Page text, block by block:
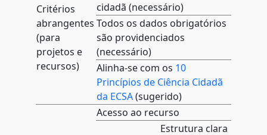
Critérios
abrangentes
(para
projetos e
recursos)
cidadã (necessário)
Todos os dados obrigatórios
são providenciados
(necessário)
Alinha-se com os 10
Princípios de Ciência Cidadã
da ECSA(sugerido)
Acesso ao recurso
Estrutura clara